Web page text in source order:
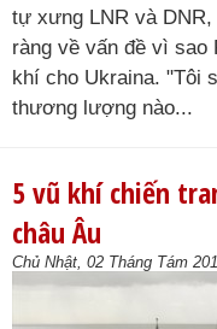
tự xưng LNR và
ràng về vấn đề vì sao
khí cho Ukraina. "Tôi
thương lượng nào...
5 vũ khí chiến
châu Âu
Chủ Nhật, 02 Tháng Tám